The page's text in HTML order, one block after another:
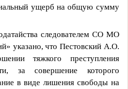
ущерб на общую сумму
следователем СО МО
указано, что Пестовский А.О.
тяжкого преступления
за совершение которого
в виде лишения свободы на